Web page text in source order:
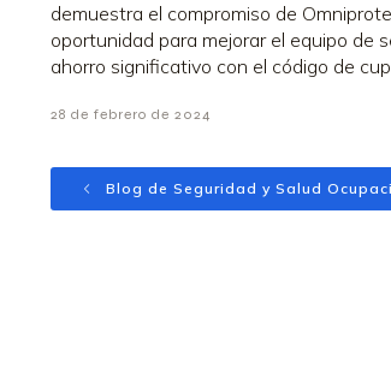
demuestra el compromiso de
oportunidad para mejorar el equipo de
ahorro significativo con el código de
28 de febrero de 2024
Blog de Seguridad y Salud